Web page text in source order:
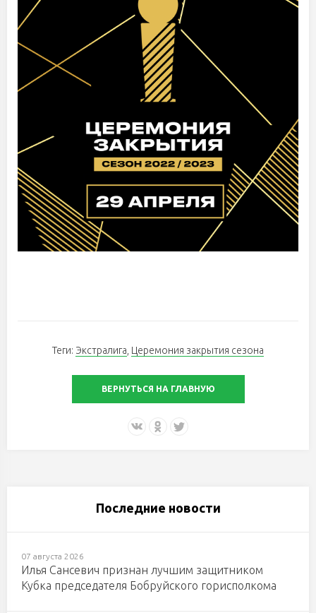
Теги: Экстралига Церемония закрытия сезона
ВЕРНУТЬСЯ НА ГЛАВНУЮ
Последние новости
07 августа 2026
Илья Сансевич признан лучшим защитником
Кубка председателя Бобруйского горисполкома